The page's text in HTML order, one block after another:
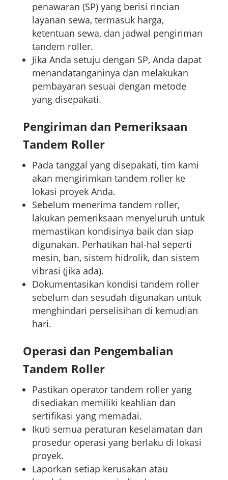
penawaran (SP) yang berisi rincian
layanan sewa, termasuk harga,
ketentuan sewa, dan jadwal pengiriman
tandem roller.
Jika Anda setuju dengan SP, Anda dapat
menandatanganinya dan melakukan
pembayaran sesuai dengan metode
yang disepakati.
Pengiriman dan Pemeriksaan
Tandem Roller
Pada tanggal yang disepakati, tim kami
akan mengirimkan tandem roller ke
lokasi proyek Anda.
Sebelum menerima tandem roller,
lakukan pemeriksaan menyeluruh untuk
memastikan kondisinya baik dan siap
digunakan. Perhatikan hal-hal seperti
mesin, ban, sistem hidrolik, dan sistem
vibrasi (jika ada).
Dokumentasikan kondisi tandem roller
sebelum dan sesudah digunakan untuk
menghindari perselisihan di kemudian
hari.
Operasi dan Pengembalian
Tandem Roller
Pastikan operator tandem roller yang
disediakan memiliki keahlian dan
sertifikasi yang memadai.
Ikuti semua peraturan keselamatan dan
prosedur operasi yang berlaku di lokasi
proyek.
Laporkan setiap kerusakan atau